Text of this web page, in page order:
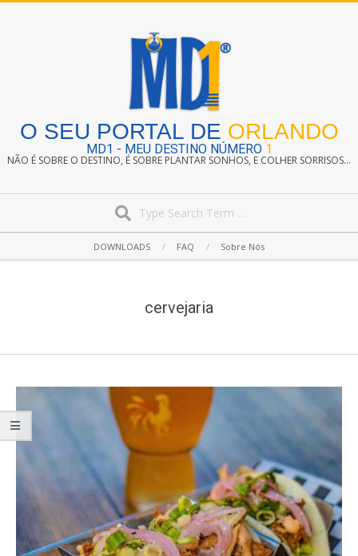
O SEU PORTAL DE ORLANDO
MD1 - MEU DESTINO NÚMERO 1
NÃO É SOBRE O DESTINO, É SOBRE PLANTAR SONHOS, E COLHER SORRISOS...
Navigation
DOWNLOADS FAQ Sobre Nós
cervejaria